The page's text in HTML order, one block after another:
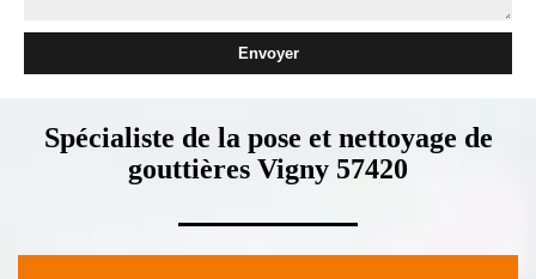
Spécialiste de la pose et nettoyage de
gouttières Vigny 57420